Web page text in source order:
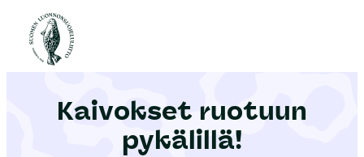
Etusivu
Kaivokset ruotuun
pykälillä!